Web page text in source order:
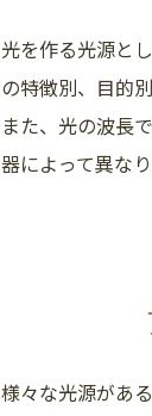
光を作る光源と
の特徴別、目的
また、光の波長
器によって異なり
様々な光源があ